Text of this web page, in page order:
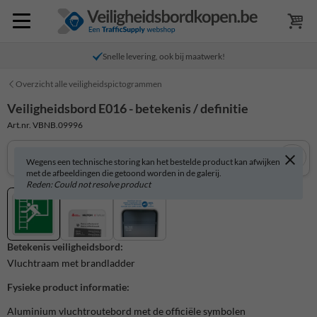
Snelle levering, ook bij maatwerk!
Overzicht alle veiligheidspictogrammen
Veiligheidsbord E016 - betekenis / definitie
Art.nr. VBNB.09996
Wegens een technische storing kan het bestelde product kan afwijken
met de afbeeldingen die getoond worden in de galerij.
Reden: Could not resolve product
Betekenis veiligheidsbord:
Vluchtraam met brandladder
Fysieke product informatie:
Aluminium vluchtroutebord met de officiële symbolen